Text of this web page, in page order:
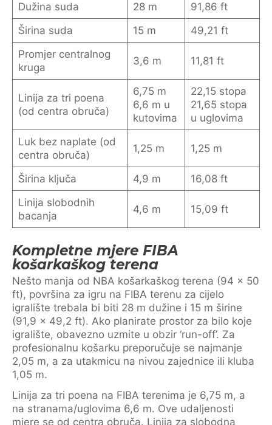
Dužina suda 28 m
91,86 ft
Širina suda
15 m
49,21 ft
Promjer centralnog
kruga
3,6 m 11,81 ft
Linija za tri poena
(od centra obruča)
6,75 m
6,6 m u
kutovima
22,15 stopa
21,65 stopa
u uglovima
Luk bez naplate (od
centra obruča)
1,25 m 1,25 m
Širina ključa 4,9 m
16,08 ft
Linija slobodnih
bacanja
4,6 m 15,09 ft
Kompletne mjere FIBA
košarkaškog terena
Nešto manja od NBA košarkaškog terena (94 x 50
ft), površina za igru na FIBA terenu za cijelo
igralište trebala bi biti 28 m dužine i 15 m širine
(91,9 x 49,2 ft). Ako planirate prostor za bilo koje
igralište, obavezno uzmite u obzir ‘run-off’. Za
profesionalnu košarku preporučuje se najmanje
2,05 m, a za utakmicu na nivou zajednice ili kluba
1,05 m.
Linija za tri poena na FIBA terenima je 6,75 m, a
na stranama/uglovima 6,6 m. Ove udaljenosti
mjere se od centra obruča. Linija za slobodna